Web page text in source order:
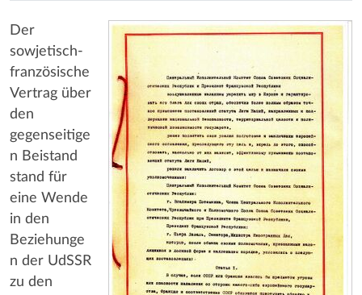
Der
sowjetisch-
französische
Vertrag über
den
gegenseitige
n Beistand
stand für
eine Wende
in den
Beziehunge
n der UdSSR
zu den